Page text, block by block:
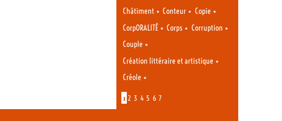
Châtiment • Conteur • Copie •
CorpORALITÉ • Corps • Corruption •
Couple •
Création littéraire et artistique •
Créole •
1 2 3 4 5 6 7